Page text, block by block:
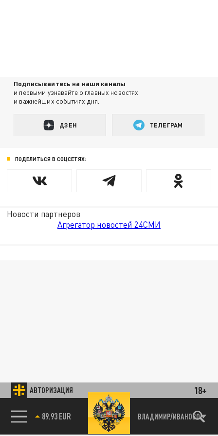
АВТОРИЗАЦИЯ 18+
89.93 EUR ВЛАДИМИР/ИВАНОВО
Подписывайтесь на наши каналы
и первыми узнавайте о главных новостях
и важнейших событиях дня.
ДЗЕН ТЕЛЕГРАМ
ПОДЕЛИТЬСЯ В СОЦСЕТЯХ:
Новости партнёров
Агрегатор новостей 24СМИ